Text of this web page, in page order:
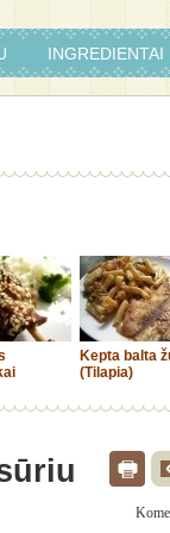
INGREDIENTAI
Kepta balta
(Tilapia)